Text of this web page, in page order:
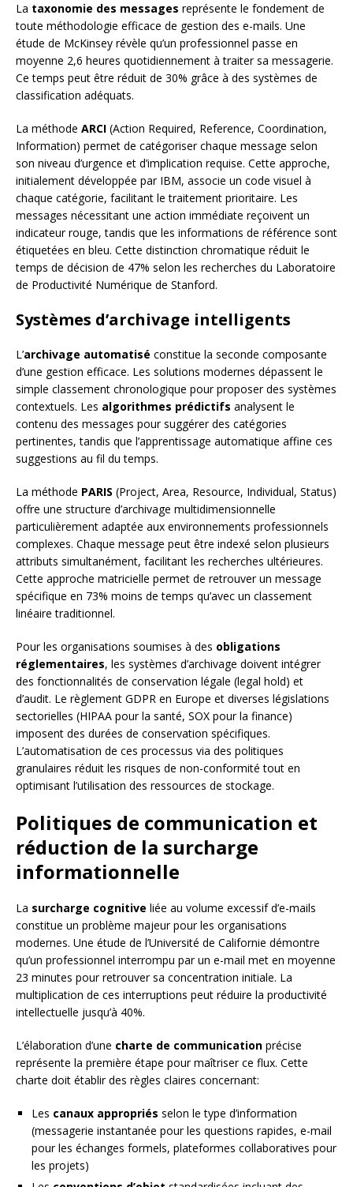
La taxonomie des messages représente le fondement de
toute méthodologie efficace de gestion des e-mails. Une
étude de McKinsey révèle qu’un professionnel passe en
moyenne 2,6 heures quotidiennement à traiter sa messagerie.
Ce temps peut être réduit de 30% grâce à des systèmes de
classification adéquats.
La méthode ARCI (Action Required, Reference, Coordination,
Information) permet de catégoriser chaque message selon
son niveau d’urgence et d’implication requise. Cette approche,
initialement développée par IBM, associe un code visuel à
chaque catégorie, facilitant le traitement prioritaire. Les
messages nécessitant une action immédiate reçoivent un
indicateur rouge, tandis que les informations de référence sont
étiquetées en bleu. Cette distinction chromatique réduit le
temps de décision de 47% selon les recherches du Laboratoire
de Productivité Numérique de Stanford.
Systèmes d’archivage intelligents
L’archivage automatisé constitue la seconde composante
d’une gestion efficace. Les solutions modernes dépassent le
simple classement chronologique pour proposer des systèmes
contextuels. Les algorithmes prédictifs analysent le
contenu des messages pour suggérer des catégories
pertinentes, tandis que l’apprentissage automatique affine ces
suggestions au fil du temps.
La méthode PARIS (Project, Area, Resource, Individual, Status)
offre une structure d’archivage multidimensionnelle
particulièrement adaptée aux environnements professionnels
complexes. Chaque message peut être indexé selon plusieurs
attributs simultanément, facilitant les recherches ultérieures.
Cette approche matricielle permet de retrouver un message
spécifique en 73% moins de temps qu’avec un classement
linéaire traditionnel.
Pour les organisations soumises à des obligations
réglementaires, les systèmes d’archivage doivent intégrer
des fonctionnalités de conservation légale (legal hold) et
d’audit. Le règlement GDPR en Europe et diverses législations
sectorielles (HIPAA pour la santé, SOX pour la finance)
imposent des durées de conservation spécifiques.
L’automatisation de ces processus via des politiques
granulaires réduit les risques de non-conformité tout en
optimisant l’utilisation des ressources de stockage.
Politiques de communication et
réduction de la surcharge
informationnelle
La surcharge cognitive liée au volume excessif d’e-mails
constitue un problème majeur pour les organisations
modernes. Une étude de l’Université de Californie démontre
qu’un professionnel interrompu par un e-mail met en moyenne
23 minutes pour retrouver sa concentration initiale. La
multiplication de ces interruptions peut réduire la productivité
intellectuelle jusqu’à 40%.
L’élaboration d’une charte de communication précise
représente la première étape pour maîtriser ce flux. Cette
charte doit établir des règles claires concernant:
Les canaux appropriés selon le type d’information
(messagerie instantanée pour les questions rapides, e-mail
pour les échanges formels, plateformes collaboratives pour
les projets)